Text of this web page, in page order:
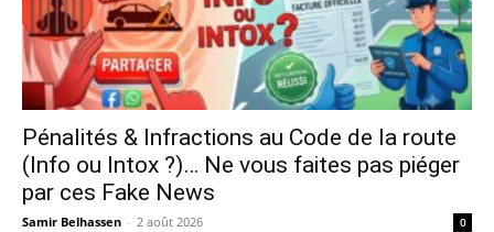
Pénalités & Infractions au Code de la route
(Info ou Intox ?)… Ne vous faites pas piéger
par ces Fake News
Samir Belhassen - 2 août 2026 0